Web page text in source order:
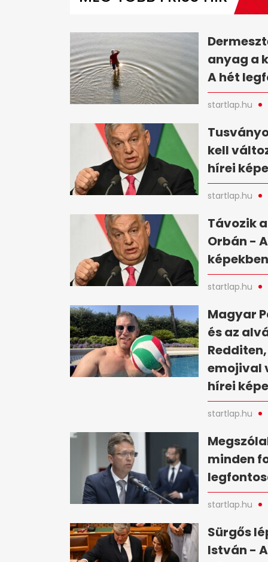
minutes,
0%
anyag a
A hét
startlap.hu
kell
hírei
startlap.hu
Távozik
Orbán -
képekben
startlap.hu
Magyar
és az
emojival
hírei
startlap.hu
minden
startlap.hu
Sürgős
István -